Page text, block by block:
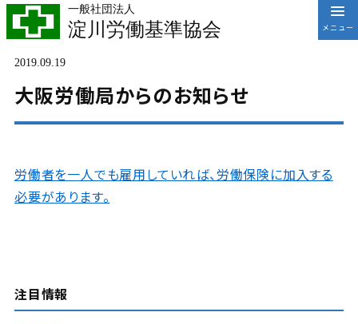
一般社団法人
淀川労働基準協会
2019.09.19
大阪労働局からのお知らせ
労働者を一人でも雇用していれば、労働保険に加入する
必要があります。
注目情報